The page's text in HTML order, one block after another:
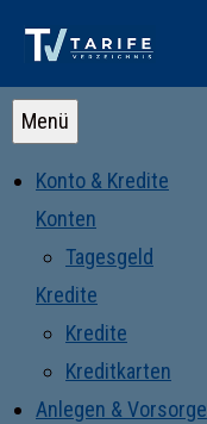
Menü
Konto & Kredite
Konten
Tagesgeld
Kredite
Kredite
Kreditkarten
Anlegen & Vorsorge